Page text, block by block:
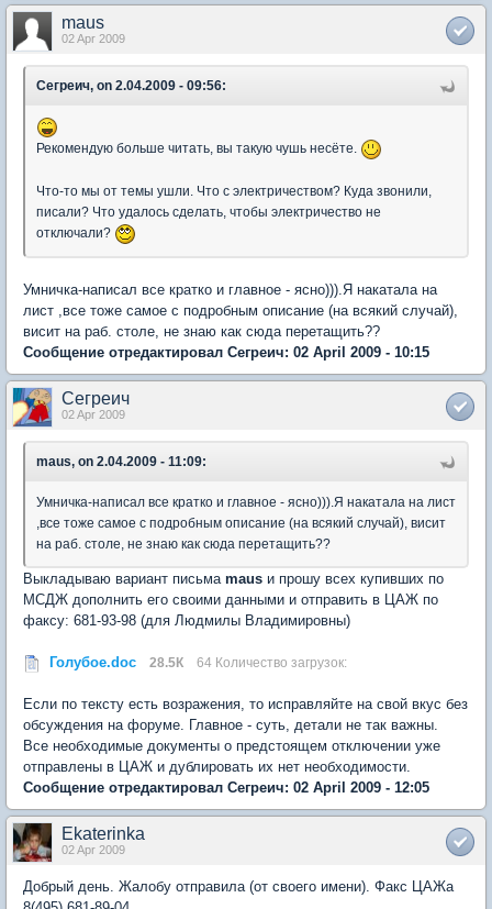
maus
02 Apr 2009
Сегреич, on 2.04.2009 - 09:56:
Рекомендую больше читать, вы такую чушь несёте.
Что-то мы от темы ушли. Что с электричеством? Куда звонили,
писали? Что удалось сделать, чтобы электричество не
отключали?
Умничка-написал все кратко и главное - ясно))).Я накатала на
лист ,все тоже самое с подробным описание (на всякий случай),
висит на раб. столе, не знаю как сюда перетащить??
Сообщение отредактировал Сегреич: 02 April 2009 - 10:15
Сегреич
02 Apr 2009
maus, on 2.04.2009 - 11:09:
Умничка-написал все кратко и главное - ясно))).Я накатала на лист
,все тоже самое с подробным описание (на всякий случай), висит
на раб. столе, не знаю как сюда перетащить??
Выкладываю вариант письма maus и прошу всех купивших по
МСДЖ дополнить его своими данными и отправить в ЦАЖ по
факсу: 681-93-98 (для Людмилы Владимировны)
Голубое.doc 28.5К 64 Количество загрузок:
Если по тексту есть возражения, то исправляйте на свой вкус без
обсуждения на форуме. Главное - суть, детали не так важны.
Все необходимые документы о предстоящем отключении уже
отправлены в ЦАЖ и дублировать их нет необходимости.
Сообщение отредактировал Сегреич: 02 April 2009 - 12:05
Ekaterinka
02 Apr 2009
Добрый день. Жалобу отправила (от своего имени). Факс ЦАЖа